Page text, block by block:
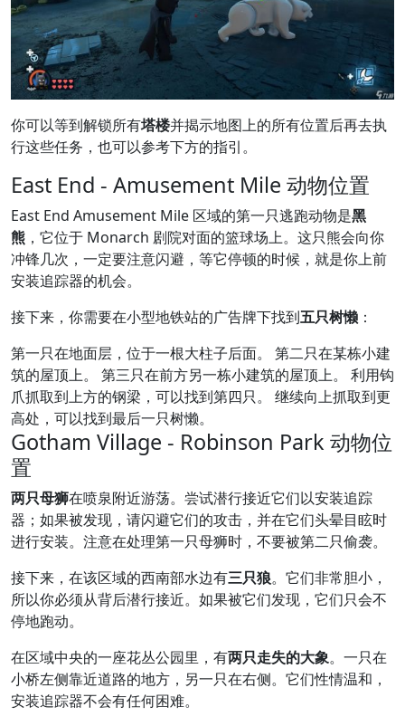
你可以等到解锁所有塔楼并揭示地图上的所有位置后再去执
行这些任务，也可以参考下方的指引。
East End - Amusement Mile 动物位置
East End Amusement Mile 区域的第一只逃跑动物是黑
熊 ，它位于 Monarch 剧院对面的篮球场上。这只熊会向你
冲锋几次，一定要注意闪避，等它停顿的时候，就是你上前
安装追踪器的机会。
接下来，你需要在小型地铁站的广告牌下找到五只树懒 ：
第一只在地面层，位于一根大柱子后面。 第二只在某栋小建
筑的屋顶上。 第三只在前方另一栋小建筑的屋顶上。 利用钩
爪抓取到上方的钢梁，可以找到第四只。 继续向上抓取到更
高处，可以找到最后一只树懒。
Gotham Village - Robinson Park 动物位
置
两只母狮在喷泉附近游荡。尝试潜行接近它们以安装追踪
器；如果被发现，请闪避它们的攻击，并在它们头晕目眩时
进行安装。注意在处理第一只母狮时，不要被第二只偷袭。
接下来，在该区域的西南部水边有三只狼。它们非常胆小，
所以你必须从背后潜行接近。如果被它们发现，它们只会不
停地跑动。
在区域中央的一座花丛公园里，有两只走失的大象。一只在
小桥左侧靠近道路的地方，另一只在右侧。它们性情温和，
安装追踪器不会有任何困难。